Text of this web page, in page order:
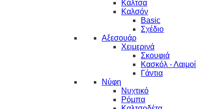
Κάλτσα
Καλσόν
Basic
Σχέδιο
Αξεσουάρ
Χειμερινά
Σκουφιά
Κασκόλ - Λαιμοί
Γάντια
Νύφη
Νυχτικό
Ρόμπα